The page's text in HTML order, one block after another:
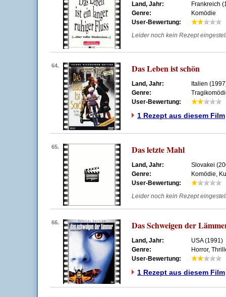
Land, Jahr:
Frankreich
Genre:
Komödie
User-Bewertung:
Leider noch kein Rezept
64. Das Leben ist schön
Land, Jahr:
Italien
Genre:
User-Bewertung:
1 Rezept aus diesem Film
65. Das letzte Mahl
Land, Jahr:
Slovakei
Genre:
Komödie,
User-Bewertung:
Leider noch kein Rezept
66. Das Schweigen der
Land, Jahr:
USA (1991)
Genre:
Horror,
User-Bewertung:
1 Rezept aus diesem Film